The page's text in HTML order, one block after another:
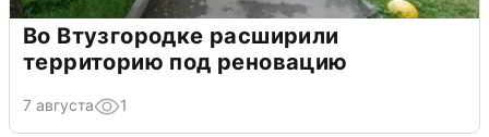
Во Втузгородке расширили
территорию под реновацию
7 августа 1